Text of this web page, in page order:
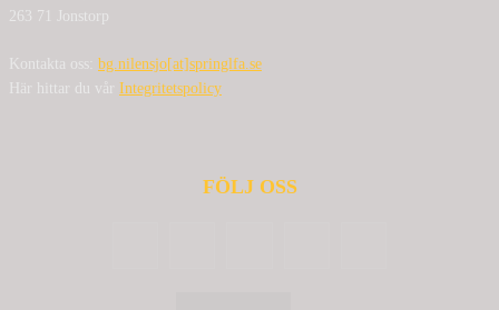
263 71 Jonstorp
Kontakta oss: bg.nilensjo[at]springlfa.se
Här hittar du vår Integritetspolicy
FÖLJ OSS